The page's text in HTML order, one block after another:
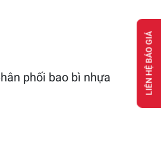
phối bao bì nhựa
LIÊN HỆ BÁO GIÁ